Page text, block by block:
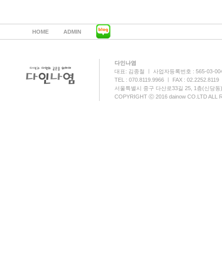
HOME ADMIN
다인나염
대표: 김종철 ㅣ 사업자등록번호 : 565-03-
TEL : 070.8119.9966 ㅣ FAX : 02.2252.8119
서울특별시 중구 다산로33길 25, 1층(신당동)
COPYRIGHT ⓒ 2016 dainow CO.LTD ALL